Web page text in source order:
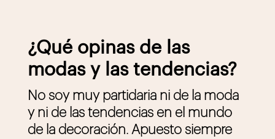
¿Qué opinas de las
modas y las tendencias?
No soy muy partidaria ni de la moda
y ni de las tendencias en el mundo
de la decoración. Apuesto siempre